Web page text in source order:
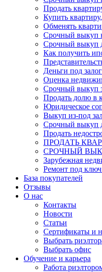
Продать
Купить
Обменять
Срочный выкуп
Срочный выкуп
Как получить
Деньги под
Оценка
Срочный выкуп
Продать долю в
Юридическое
Выкуп из-под
Срочный выкуп
Продать
ПРОДАТЬ
СРОЧНЫЙ
Зарубежная
Ремонт под
База покупателей
Отзывы
О нас
Контакты
Новости
Статьи
Сертификаты и
Выбрать
Выбрать офис
Обучение и карьера
Работа